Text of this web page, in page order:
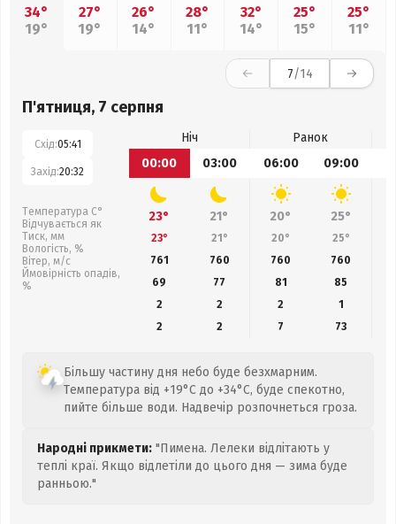
34°
19°
27°
19°
26°
14°
28°
11°
32°
14°
25°
15°
25°
11°
7/14
П'ятниця, 7 серпня
Схід:05:41
Захід:20:32
Температура С°
Відчувається як
Тиск, мм
Вологість, %
Вітер, м/с
Ймовірність опадів,
%
Ніч
Ранок
00:00
03:00 06:00 09:00
23° 21° 20° 25°
23° 21° 20° 25°
761
760 760 760
69
77 81 85
2
2 2
1
2
2 7 73
Більшу частину дня небо буде безхмарним.
Температура від +19°C до +34°C, буде спекотно,
пийте більше води. Надвечір розпочнеться гроза.
Народні прикмети: "Пимена. Лелеки відлітають у
теплі краї. Якщо відлетіли до цього дня — зима буде
ранньою."